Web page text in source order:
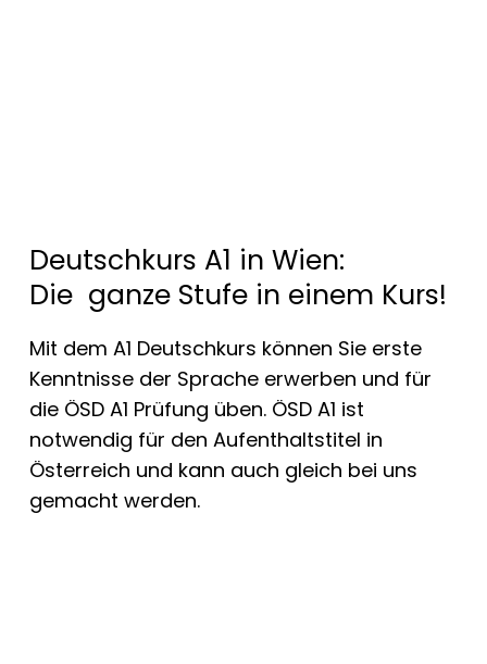
Deutschkurs A1 in Wien:
Die ganze Stufe in einem Kurs!
Mit dem A1 Deutschkurs können Sie erste
Kenntnisse der Sprache erwerben und für
die ÖSD A1 Prüfung üben. ÖSD A1 ist
notwendig für den Aufenthaltstitel in
Österreich und kann auch gleich bei uns
gemacht werden.